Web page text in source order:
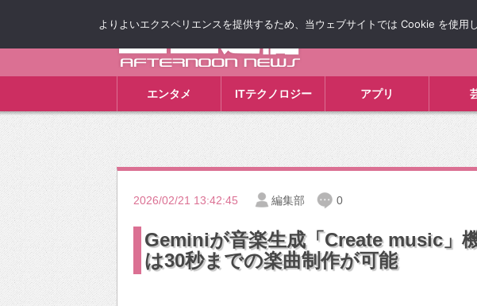
エンタメ ITテクノロジー アプリ
2026/02/21 13:42:45 編集部 0
Geminiが音楽生成「Create music」
は30秒までの楽曲制作が可能
よりよいエクスペリエンスを提供するため、当ウェブサイトでは Cookie を使